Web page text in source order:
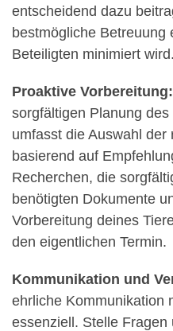
entscheidend dazu
bestmögliche Betreuung
Beteiligten minimiert wird.
Proaktive Vorbereitung:
sorgfältigen Planung
umfasst die Auswahl
basierend auf
Recherchen, die
benötigten Dokumente
Vorbereitung deines
den eigentlichen Termin.
Kommunikation und
ehrliche Kommunikation
essenziell. Stelle Fragen